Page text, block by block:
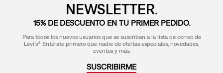
NEWSLETTER.
15% DE DESCUENTO EN TU PRIMER PEDIDO.
Para todos los nuevos usuarios que se suscriban a la lista de correo de
Levi's® Entérate primero que nadie de ofertas especiales, novedades,
eventos y más.
SUSCRIBIRME